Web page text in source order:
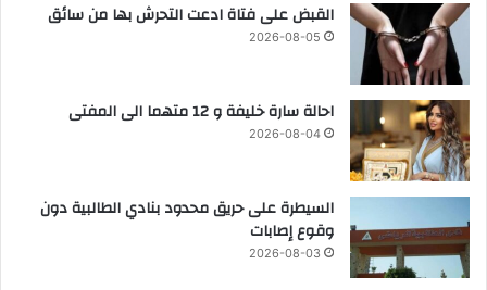
القبض على فتاة ادعت التحرش بها من سائق
2026-08-05
احالة سارة خليفة و 12 متهما الى المفتى
2026-08-04
السيطرة على حريق محدود بنادي الطالبية دون
وقوع إصابات
2026-08-03